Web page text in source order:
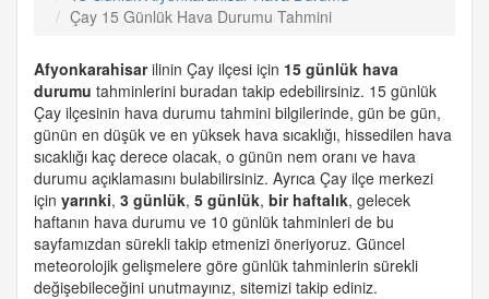
Çay 15 Günlük Hava Durumu Tahmini
Afyonkarahisarilinin Çay ilçesi için 15 günlük hava
durumu tahminlerini buradan takip edebilirsiniz. 15 günlük
Çay ilçesinin hava durumu tahmini bilgilerinde, gün be gün,
günün en düşük ve en yüksek hava sıcaklığı, hissedilen hava
sıcaklığı kaç derece olacak, o günün nem oranı ve hava
durumu açıklamasını bulabilirsiniz. Ayrıca Çay ilçe merkezi
için yarınki, 3 günlük, 5 günlük, bir haftalık, gelecek
haftanın hava durumu ve 10 günlük tahminleri de bu
sayfamızdan sürekli takip etmenizi öneriyoruz. Güncel
meteorolojik gelişmelere göre günlük tahminlerin sürekli
değişebileceğini unutmayınız, sitemizi takip ediniz.